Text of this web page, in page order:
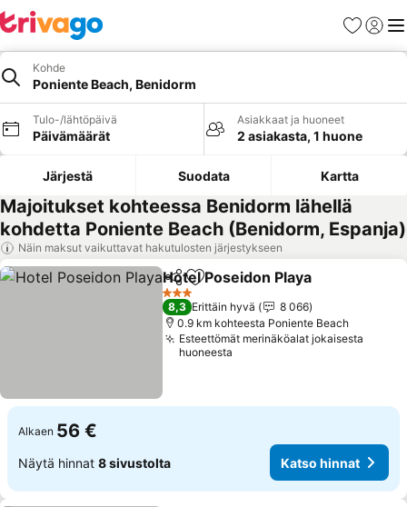
Suosikit
Kohde
Poniente Beach, Benidorm
Tulo-/lähtöpäivä
Päivämäärät
Asiakkaat ja huoneet
2 asiakasta, 1 huone
Järjestä Suodata Kartta
Majoitukset kohteessa Benidorm lähellä
kohdetta Poniente Beach (Benidorm, Espanja)
Näin maksut vaikuttavat hakutulosten järjestykseen
Jaa Lisää suosikkeihin
Hotel Poseidon Playa
3 Tähtiluokitus
8,3 Erittäin hyvä
8 066
0.9 km kohteesta Poniente Beach
Esteettömät merinäköalat jokaisesta
huoneesta
Alkaen 56 €
Näytä hinnat 8 sivustolta Katso hinnat